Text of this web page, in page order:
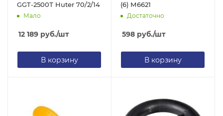
GGT-2500Т Huter 70/2/14
Мало
12 189 руб./шт
В корзину
(6) М6621
Достаточно
598 руб./шт
В корзину